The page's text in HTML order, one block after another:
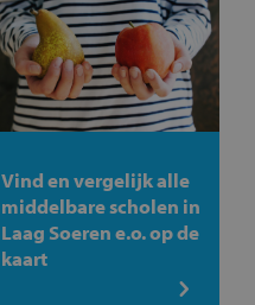
Vind en vergelijk alle
middelbare scholen in
Laag Soeren e.o. op de
kaart